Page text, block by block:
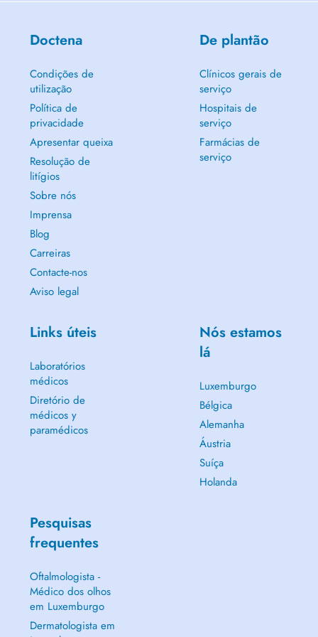
Doctena
Condições de
utilização
Política de
privacidade
Apresentar queixa
Resolução de
litígios
Sobre nós
Imprensa
Blog
Carreiras
Contacte-nos
Aviso legal
De plantão
Clínicos gerais de
serviço
Hospitais de
serviço
Farmácias de
serviço
Links úteis
Laboratórios
médicos
Diretório de
médicos y
paramédicos
Nós estamos
lá
Luxemburgo
Bélgica
Alemanha
Áustria
Suíça
Holanda
Pesquisas
frequentes
Oftalmologista -
Médico dos olhos
em Luxemburgo
Dermatologista em